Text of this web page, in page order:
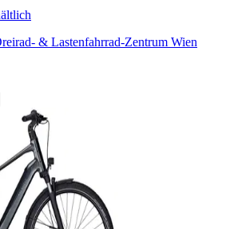
& Lastenfahrrad-Zentrum Wien